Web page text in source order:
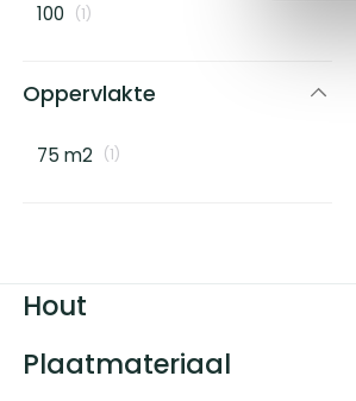
100 (1)
Oppervlakte
75 m2 (1)
Hout
Plaatmateriaal